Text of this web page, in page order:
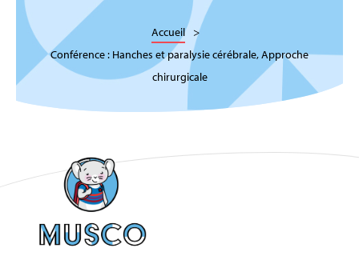
Accueil
Conférence : Hanches et paralysie cérébrale, Approche
chirurgicale